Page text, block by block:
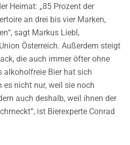
Heimat: „85 Prozent der
an drei bis vier Marken,
sagt Markus Liebl,
Österreich. Außerdem steigt
die auch immer öfter ohne
alkoholfreie Bier hat sich
es nicht nur, weil sie noch
auch deshalb, weil ihnen der
ist Bierexperte Conrad